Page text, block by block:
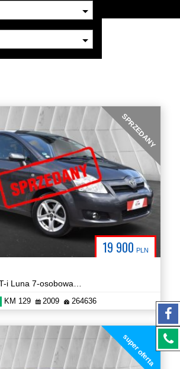
19 900 PLN
SPRZEDANY
1.8 Benzyna VVT-i Luna 7-osobowa Automat Navi Certyfikat Video!
KM 129 2009 264636
super oferta